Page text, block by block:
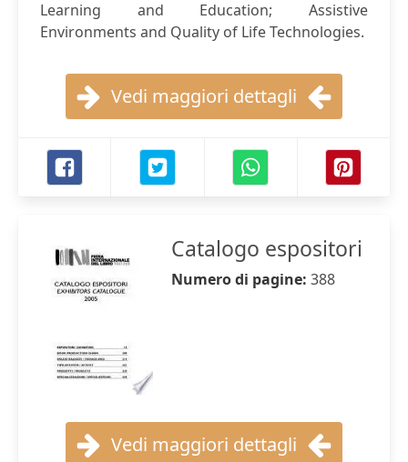
Learning and Education; Assistive
Environments and Quality of Life Technologies.
Vedi maggiori dettagli
Catalogo espositori
Numero di pagine: 388
Vedi maggiori dettagli